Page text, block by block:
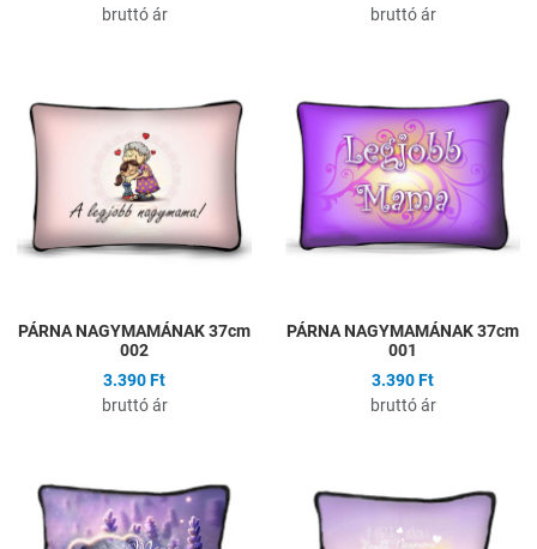
bruttó ár
bruttó ár
Összehasonlítás
Gyors nézet
PÁRNA NAGYMAMÁNAK 37cm
002
3.390 Ft
bruttó ár
PÁRNA NAGYMAMÁNAK 37cm
001
3.390 Ft
bruttó ár
Összehasonlítás